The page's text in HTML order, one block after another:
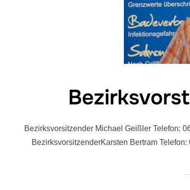
Bezirksvorsitzender Michael Geißler Telefon:
BezirksvorsitzenderKarsten Bertram